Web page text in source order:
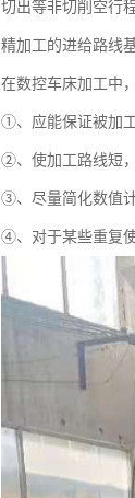
切出等非切削空行
精加工的进给路线
在数控车床加工中
①、应能保证被加
②、使加工路线短
③、尽量简化数值
④、对于某些重复